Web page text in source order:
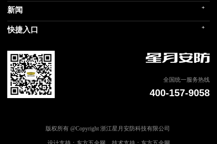
荣誉殿堂
社会责任
在线留言
民用家装（零售）
商用门
新闻 +
公司新闻
专题信息
快捷入口 +
联系我们
天猫商城
全国统一服务热线
400-157-9058
版权所有 @Copyright 浙江星月安防科技有限公司